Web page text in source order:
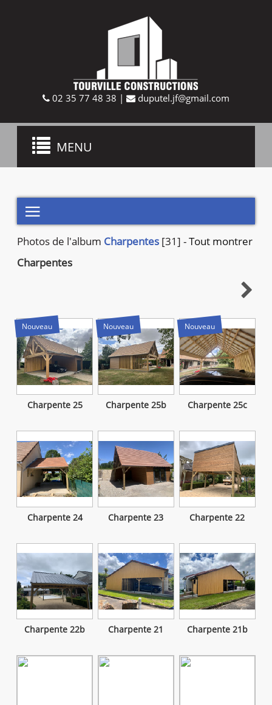
02 35 77 48 38 | duputel.jf@gmail.com
MENU

Photos de l'album Charpentes [31] -Tout montrer
Charpentes

Nouveau
Charpente 25
Nouveau
Charpente 25b
Nouveau
Charpente 25c
Charpente 24 Charpente 23 Charpente 22
Charpente 22b Charpente 21 Charpente 21b